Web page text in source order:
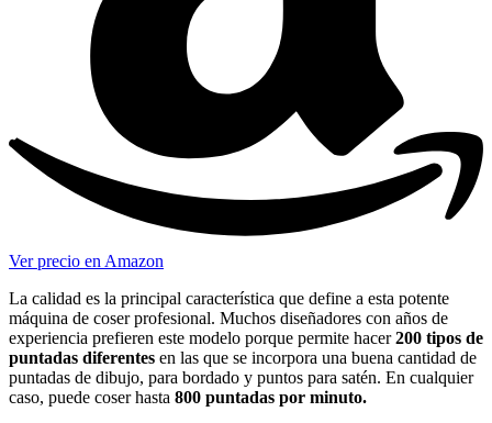
Ver precio en Amazon
La calidad es la principal característica que define a esta potente
máquina de coser profesional. Muchos diseñadores con años de
experiencia prefieren este modelo porque permite hacer200 tipos de
puntadas diferentes en las que se incorpora una buena cantidad de
puntadas de dibujo, para bordado y puntos para satén. En cualquier
caso, puede coser hasta 800 puntadas por minuto.